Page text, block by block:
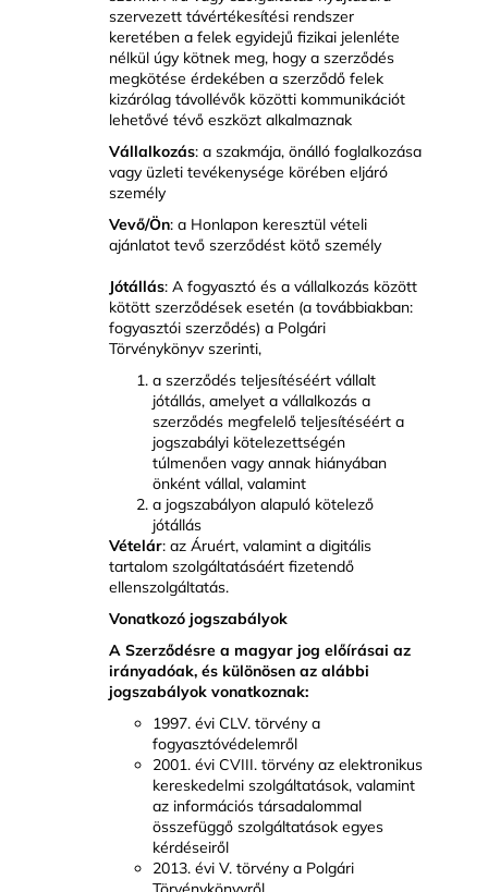
szervezett távértékesítési rendszer
keretében a felek egyidejű fizikai jelenléte
nélkül úgy kötnek meg, hogy a szerződés
megkötése érdekében a szerződő felek
kizárólag távollévők közötti kommunikációt
lehetővé tévő eszközt alkalmaznak
Vállalkozás: a szakmája, önálló foglalkozása
vagy üzleti tevékenysége körében eljáró
személy
Vevő/Ön: a Honlapon keresztül vételi
ajánlatot tevő szerződést kötő személy
Jótállás: A fogyasztó és a vállalkozás között
kötött szerződések esetén (a továbbiakban:
fogyasztói szerződés) a Polgári
Törvénykönyv szerinti,
a szerződés teljesítéséért vállalt
jótállás, amelyet a vállalkozás a
szerződés megfelelő teljesítéséért a
jogszabályi kötelezettségén
túlmenően vagy annak hiányában
önként vállal, valamint
a jogszabályon alapuló kötelező
jótállás
Vételár: az Áruért, valamint a digitális
tartalom szolgáltatásáért fizetendő
ellenszolgáltatás.
Vonatkozó jogszabályok
A Szerződésre a magyar jog előírásai az
irányadóak, és különösen az alábbi
jogszabályok vonatkoznak:
1997. évi CLV. törvény a
fogyasztóvédelemről
2001. évi CVIII. törvény az elektronikus
kereskedelmi szolgáltatások, valamint
az információs társadalommal
összefüggő szolgáltatások egyes
kérdéseiről
2013. évi V. törvény a Polgári